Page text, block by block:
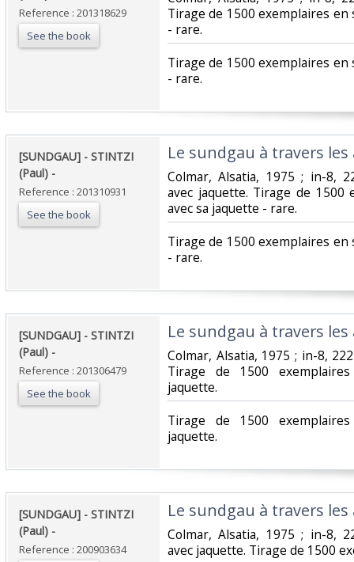
Reference : 201318629
See the book
Tirage de 1500 exemplaires
- rare.‎
‎Tirage de 1500 exemplaires
- rare.‎
‎[SUNDGAU] - STINTZI
(Paul) - ‎
Reference : 201310931
See the book
‎Le sundgau à travers les
‎Colmar, Alsatia, 1975 ; in-8,
avec jaquette. Tirage de
avec sa jaquette - rare.‎
‎Tirage de 1500 exemplaires
- rare.‎
‎[SUNDGAU] - STINTZI
(Paul) - ‎
Reference : 201306479
See the book
‎Le sundgau à travers les
‎Colmar, Alsatia, 1975 ; in-8,
Tirage de 1500
jaquette.‎
‎Tirage de 1500
jaquette.‎
‎[SUNDGAU] - STINTZI
(Paul) - ‎
Reference : 200903634
‎Le sundgau à travers les
‎Colmar, Alsatia, 1975 ; in-8,
avec jaquette. Tirage de 1500